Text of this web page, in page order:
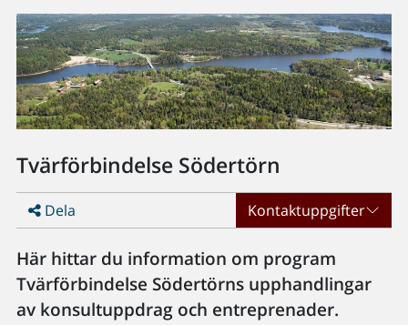
Tvärförbindelse Södertörn
Dela Kontaktuppgifter
Här hittar du information om program
Tvärförbindelse Södertörns upphandlingar
av konsultuppdrag och entreprenader.